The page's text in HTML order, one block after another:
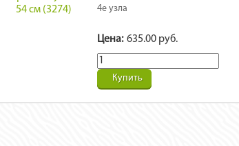
4е узла
Цена: 635.00 руб.
Купить